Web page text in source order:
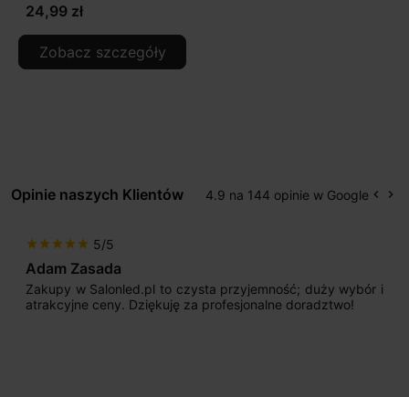
24,99 zł
Zobacz szczegóły
Opinie naszych Klientów 4.9 na 144 opinie w Google keyboard_arrow_left keyboard_arrow_right
star star star star star 5/5
Adam Zasada
Zakupy w Salonled.pl to czysta przyjemność; duży wybór i
atrakcyjne ceny. Dziękuję za profesjonalne doradztwo!